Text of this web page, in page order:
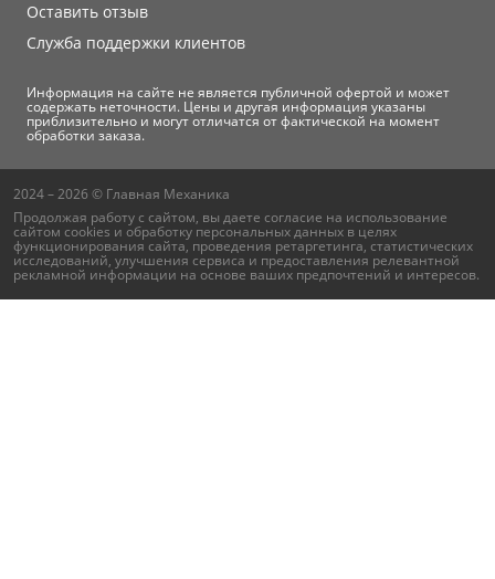
Оставить отзыв
Служба поддержки клиентов
Информация на сайте не является публичной офертой и может
содержать неточности. Цены и другая информация указаны
приблизительно и могут отличатся от фактической на момент
обработки заказа.
2024 – 2026 © Главная Механика
Продолжая работу с сайтом, вы даете согласие на использование
сайтом cookies и обработку персональных данных в целях
функционирования сайта, проведения ретаргетинга, статистических
исследований, улучшения сервиса и предоставления релевантной
рекламной информации на основе ваших предпочтений и интересов.